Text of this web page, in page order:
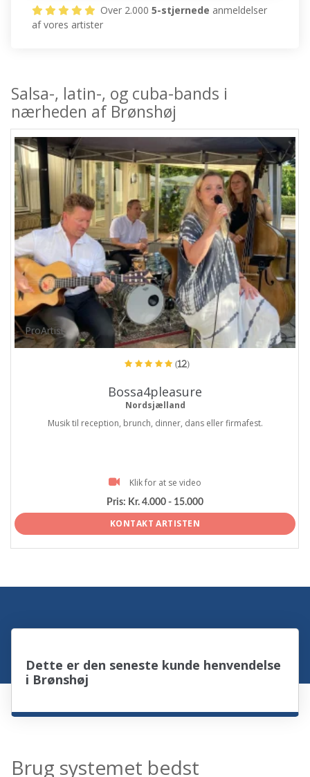
Over 2.0005-stjernede anmeldelser
af vores artister
Salsa-, latin-, og cuba-bands i
nærheden af Brønshøj
ProArtist
(12)
Bossa4pleasure
Nordsjælland
Musik til reception, brunch, dinner, dans eller firmafest.
Klik for at se video
Pris: Kr. 4.000 - 15.000
KONTAKT ARTISTEN
Dette er den seneste kunde henvendelse
i Brønshøj
Brug systemet bedst